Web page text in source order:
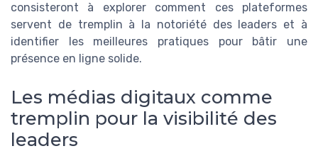
consisteront à explorer comment ces plateformes
servent de tremplin à la notoriété des leaders et à
identifier les meilleures pratiques pour bâtir une
présence en ligne solide.
Les médias digitaux comme
tremplin pour la visibilité des
leaders